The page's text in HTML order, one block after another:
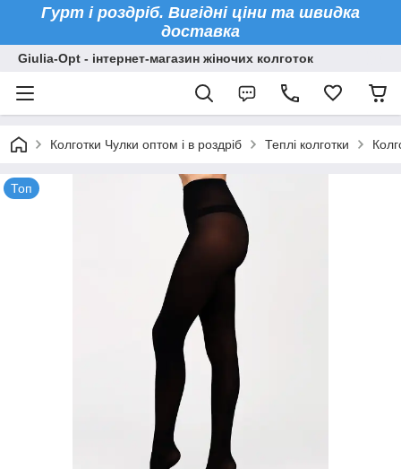
Гурт і роздріб. Вигідні ціни та швидка
доставка
Giulia-Opt - інтернет-магазин жіночих колготок
Колготки Чулки оптом і в роздріб Теплі колготки
Топ